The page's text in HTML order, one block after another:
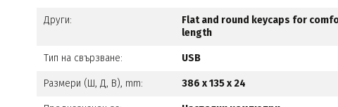
Други:
Flat and round keycaps for
length
Тип на свързване: USB
Размери (Ш, Д, В), mm: 386 x 135 x 24